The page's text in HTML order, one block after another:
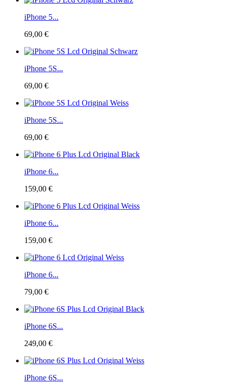
iPhone 5...
69,00 €
iPhone 5S...
69,00 €
iPhone 5S...
69,00 €
iPhone 6...
159,00 €
iPhone 6...
159,00 €
iPhone 6...
79,00 €
iPhone 6S...
249,00 €
iPhone 6S...